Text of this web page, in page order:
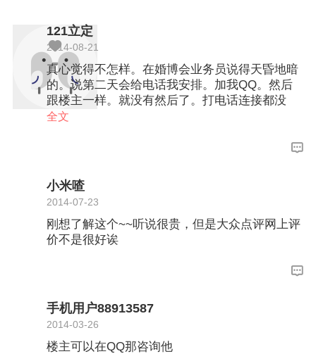
121立定
2014-08-21
真心觉得不怎样。在婚博会业务员说得天昏地暗
的。说第二天会给电话我安排。加我QQ。然后
跟楼主一样。就没有然后了。打电话连接都没
接，最后还得自己找电话打去店里问。到后期更
天拖一天。这个说那个同事没交代下来什么的。
愉快。婚期快到了。成品还没拿到。
全文
小米喳
2014-07-23
刚想了解这个~~听说很贵，但是大众点评网上评
价不是很好诶
手机用户88913587
2014-03-26
楼主可以在QQ那咨询他